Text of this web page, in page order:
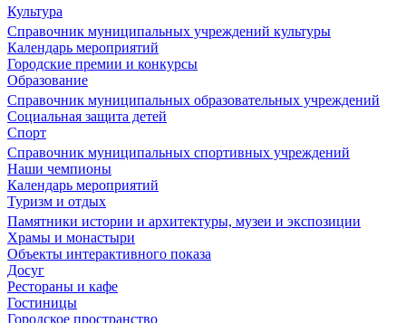
Культура
Справочник муниципальных учреждений культуры
Календарь мероприятий
Городские премии и конкурсы
Образование
Справочник муниципальных образовательных учреждений
Социальная защита детей
Спорт
Справочник муниципальных спортивных учреждений
Наши чемпионы
Календарь мероприятий
Туризм и отдых
Памятники истории и архитектуры, музеи и экспозиции
Храмы и монастыри
Объекты интерактивного показа
Досуг
Рестораны и кафе
Гостиницы
Городское пространство